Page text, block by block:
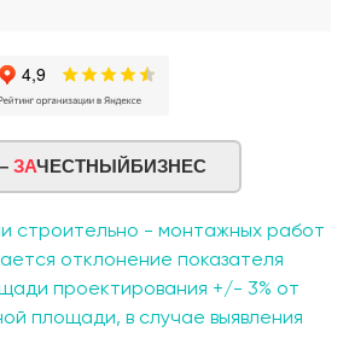
ЗАЧЕСТНЫЙБИЗНЕС
строительно - монтажных работ
отклонение показателя
проектирования +/- 3% от
площади, в случае выявления